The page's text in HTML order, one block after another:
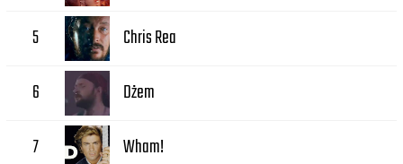
5 Chris Rea
6 Dżem
7 Wham!